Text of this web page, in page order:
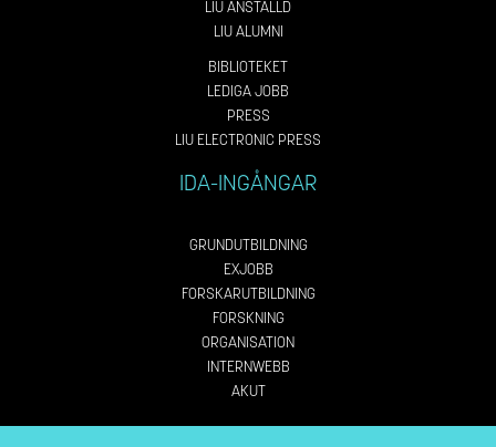
LIU ANSTÄLLD
LIU ALUMNI
BIBLIOTEKET
LEDIGA JOBB
PRESS
LIU ELECTRONIC PRESS
IDA-INGÅNGAR
GRUNDUTBILDNING
EXJOBB
FORSKARUTBILDNING
FORSKNING
ORGANISATION
INTERNWEBB
AKUT